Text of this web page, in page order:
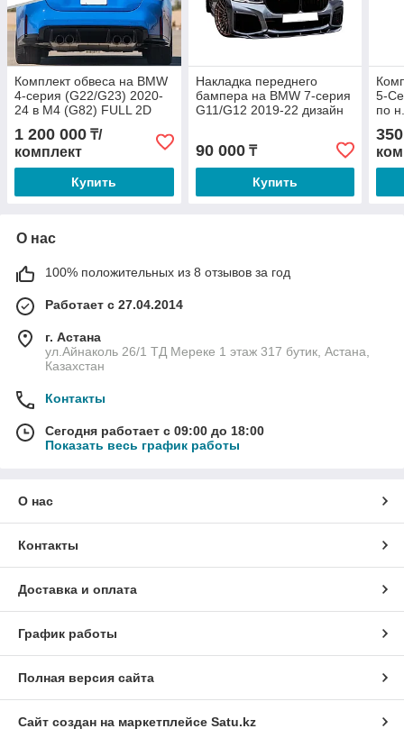
Комплект обвеса на BMW
4-серия (G22/G23) 2020-
24 в M4 (G82) FULL 2D
1 200 000 ₸/
комплект
Купить
Накладка переднего
бампера на BMW 7-серия
G11/G12 2019-22 дизайн
90 000₸
Купить
5-
по
О нас
100% положительных из 8 отзывов за год
Работает с 27.04.2014
г. Астана
ул.Айнаколь 26/1 ТД Мереке 1 этаж 317 бутик, Астана,
Казахстан
Контакты
Сегодня работает с 09:00 до 18:00
Показать весь график работы
О нас
Контакты
Доставка и оплата
График работы
Полная версия сайта
Сайт создан на маркетплейсе Satu.kz